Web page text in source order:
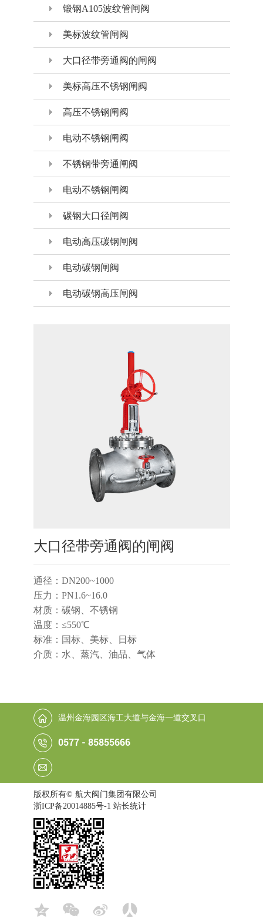
锻钢A105波纹管闸阀
美标波纹管闸阀
大口径带旁通阀的闸阀
美标高压不锈钢闸阀
高压不锈钢闸阀
电动不锈钢闸阀
不锈钢带旁通闸阀
电动不锈钢闸阀
碳钢大口径闸阀
电动高压碳钢闸阀
电动碳钢闸阀
电动碳钢高压闸阀
大口径带旁通阀的闸阀
通径：DN200~1000
压力：PN1.6~16.0
材质：碳钢、不锈钢
温度：≤550℃
标准：国标、美标、日标
介质：水、蒸汽、油品、气体
温州金海园区海工大道与金海一道交叉口
0577 - 85855666
版权所有© 航大阀门集团有限公司
浙ICP备20014885号-1 站长统计